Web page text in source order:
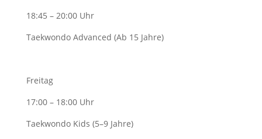
18:45 – 20:00 Uhr
Taekwondo Advanced (Ab 15 Jahre)
Freitag
17:00 – 18:00 Uhr
Taekwondo Kids (5–9 Jahre)